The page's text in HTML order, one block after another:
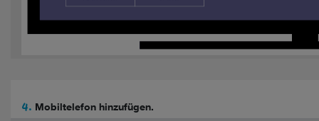
4. Mobiltelefon hinzufügen.